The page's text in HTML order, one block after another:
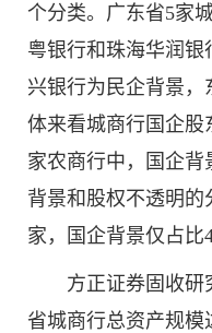
个分类。广东省5家
粤银行和珠海华润
兴银行为民企背景
体来看城商行国企股
家农商行中，国企
背景和股权不透明的
家，国企背景仅占比
方正证券固收研
省城商行总资产规模